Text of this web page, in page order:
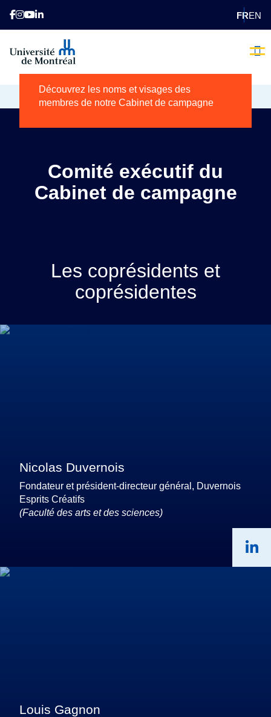
FREN
ACCUEIL CABINET DE CAMPAGNE
Le Cabinet de
campagne
Découvrez les noms et visages des
membres de notre Cabinet de campagne
Comité exécutif du
Cabinet de campagne
Les coprésidents et
coprésidentes
Nicolas Duvernois
Fondateur et président-directeur général, Duvernois
Esprits Créatifs
(Faculté des arts et des sciences)
Louis Gagnon